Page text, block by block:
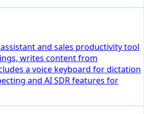
and sales productivity tool
writes content from
a voice keyboard for dictation
and AI SDR features for